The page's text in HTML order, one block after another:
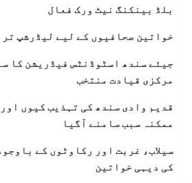
بلڈ بینکنگ نیٹ ورک فعال
خواتین صحافیوں کے لیے لیڈرشپ
جیئے سندھ اسٹوڈنٹس فیڈریشن کا
مرکزی قیادت منتخب
قدیم وادی سندھ کی تہذیب کیوں
ممکنہ سبب سامنے آگیا
سیلاب، غربت اور رکاوٹوں کے
کی دیہی خواتین